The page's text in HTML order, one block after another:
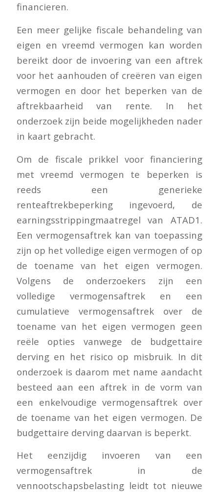
financieren.
Een meer gelijke fiscale behandeling van
eigen en vreemd vermogen kan worden
bereikt door de invoering van een aftrek
voor het aanhouden of creëren van eigen
vermogen en door het beperken van de
aftrekbaarheid van rente. In het
onderzoek zijn beide mogelijkheden nader
in kaart gebracht.
Om de fiscale prikkel voor financiering
met vreemd vermogen te beperken is
reeds een generieke
renteaftrekbeperking ingevoerd, de
earningsstrippingmaatregel van ATAD1.
Een vermogensaftrek kan van toepassing
zijn op het volledige eigen vermogen of op
de toename van het eigen vermogen.
Volgens de onderzoekers zijn een
volledige vermogensaftrek en een
cumulatieve vermogensaftrek over de
toename van het eigen vermogen geen
reële opties vanwege de budgettaire
derving en het risico op misbruik. In dit
onderzoek is daarom met name aandacht
besteed aan een aftrek in de vorm van
een enkelvoudige vermogensaftrek over
de toename van het eigen vermogen. De
budgettaire derving daarvan is beperkt.
Het eenzijdig invoeren van een
vermogensaftrek in de
vennootschapsbelasting leidt tot nieuwe